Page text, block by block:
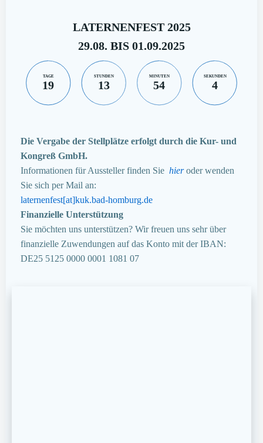
LATERNENFEST 2025
29.08. BIS 01.09.2025
TAGE
19
STUNDEN
13
MINUTEN
54
SEKUNDEN
3
Die Vergabe der Stellplätze erfolgt durch die Kur- und
Kongreß GmbH.
Informationen für Aussteller finden Sie hieroder wenden
Sie sich per Mail an:
laternenfest[at]kuk.bad-homburg.de
Finanzielle Unterstützung
Sie möchten uns unterstützen? Wir freuen uns sehr über
finanzielle Zuwendungen auf das Konto mit der IBAN:
DE25 5125 0000 0001 1081 07